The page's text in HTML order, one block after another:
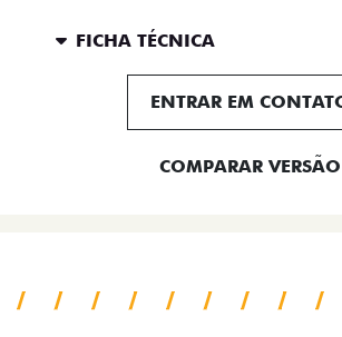
FICHA TÉCNICA
ENTRAR EM
COMPARAR VERSÃO